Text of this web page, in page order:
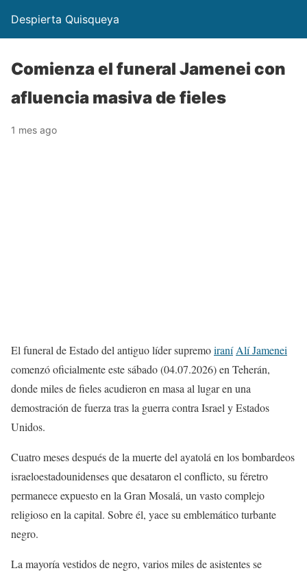
Despierta Quisqueya
Comienza el funeral Jamenei con
afluencia masiva de fieles
1 mes ago
El funeral de Estado del antiguo líder supremoiraníAlí Jamenei
comenzó oficialmente este sábado (04.07.2026) en Teherán,
donde miles de fieles acudieron en masa al lugar en una
demostración de fuerza tras la guerra contra Israel y Estados
Unidos.
Cuatro meses después de la muerte del ayatolá en los bombardeos
israeloestadounidenses que desataron el conflicto, su féretro
permanece expuesto en la Gran Mosalá, un vasto complejo
religioso en la capital. Sobre él, yace su emblemático turbante
negro.
La mayoría vestidos de negro, varios miles de asistentes se